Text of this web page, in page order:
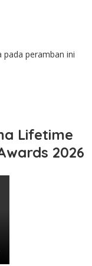
pada peramban ini
Lifetime
2026